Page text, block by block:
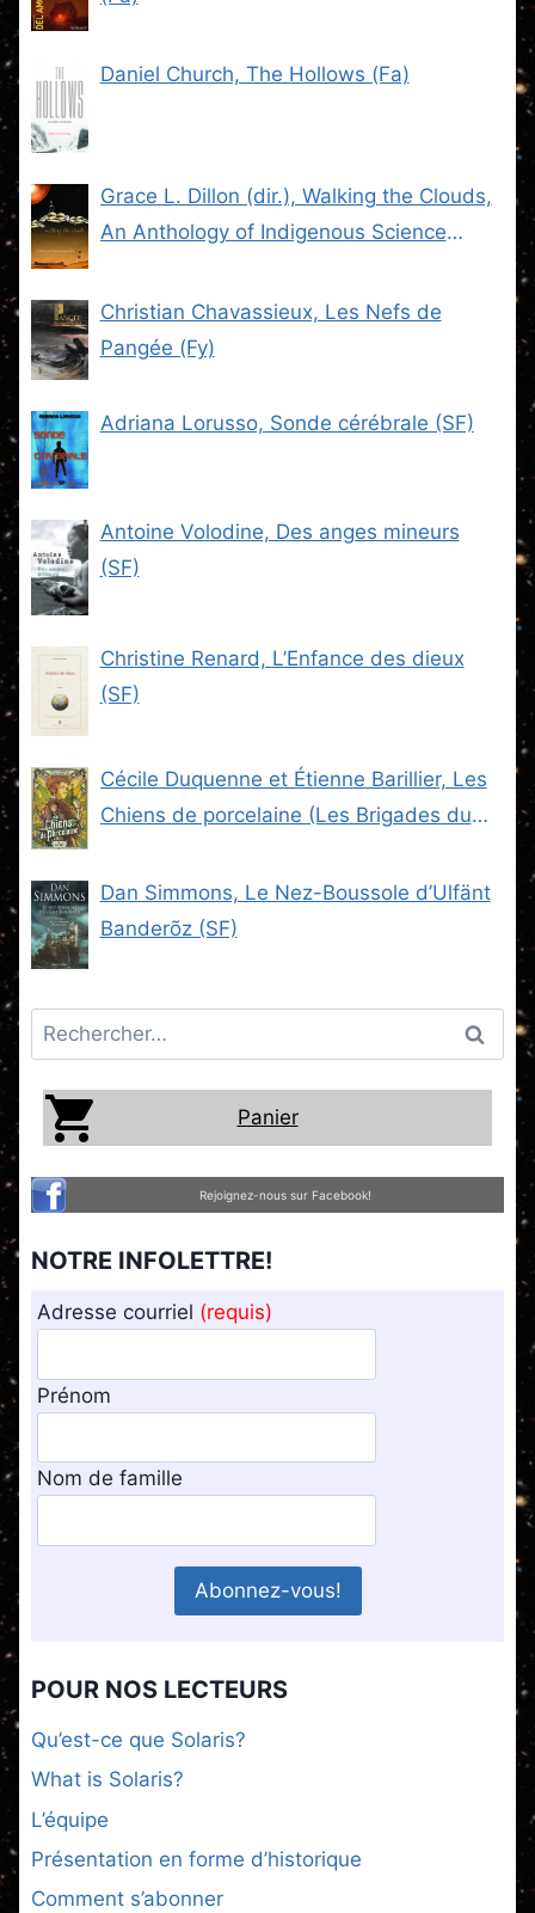
Daniel Church, The Hollows (Fa)
Grace L. Dillon (dir.), Walking the Clouds,
An Anthology of Indigenous Science
Christian Chavassieux, Les Nefs de
Pangée (Fy)
Adriana Lorusso, Sonde cérébrale (SF)
Antoine Volodine, Des anges mineurs
(SF)
Christine Renard, L’Enfance des dieux
(SF)
Cécile Duquenne et Étienne Barillier, Les
Chiens de porcelaine (Les Brigades du
Dan Simmons, Le Nez-Boussole d’Ulfänt
Banderõz (SF)
Rechercher :
Panier
Rejoignez-nous sur Facebook!
NOTRE INFOLETTRE!
Adresse courriel (requis)
Prénom
Nom de famille
POUR NOS LECTEURS
Qu’est-ce que Solaris?
What is Solaris?
L’équipe
Présentation en forme d’historique
Comment s’abonner